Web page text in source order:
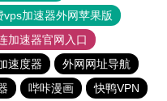
vps加速器外网苹果版
加速器官网入口
速度器
外网网址导航
哔咔漫画
快鸭VPN